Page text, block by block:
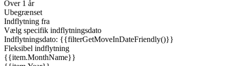
Over 1 år
Ubegrænset
Indflytning fra
Vælg specifik indflytningsdato
Indflytningsdato: {{filterGetMoveInDateFriendly()}}
Fleksibel indflytning
{{item.MonthName}}